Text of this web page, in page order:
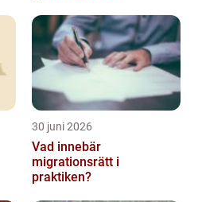
30 juni 2026
Vad innebär
migrationsrätt i
praktiken?